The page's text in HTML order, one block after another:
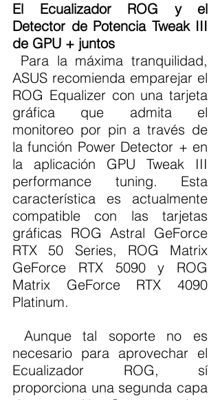
El Ecualizador ROG y el
Detector de Potencia Tweak III
de GPU + juntos
ASUS recomienda emparejar el
ROG Equalizer con una tarjeta
gráfica que admita el
monitoreo por pin a través de
la función Power Detector + en
la aplicación GPU Tweak III
performance tuning. Esta
característica es actualmente
compatible con las tarjetas
gráficas ROG Astral GeForce
RTX 50 Series, ROG Matrix
GeForce RTX 5090 y ROG
Matrix GeForce RTX 4090
Platinum.
necesario para aprovechar el
Ecualizador ROG, sí
proporciona una segunda capa